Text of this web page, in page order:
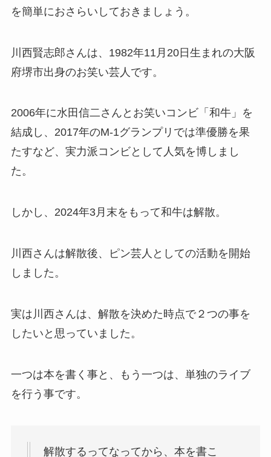
を簡単におさらいしておきましょう。
川西賢志郎さんは、1982年11月20日生まれの大阪
府堺市出身のお笑い芸人です。
2006年に水田信二さんとお笑いコンビ「和牛」を
結成し、2017年のM-1グランプリでは準優勝を果
たすなど、実力派コンビとして人気を博しまし
た。
しかし、2024年3月末をもって和牛は解散。
川西さんは解散後、ピン芸人としての活動を開始
しました。
実は川西さんは、解散を決めた時点で２つの事を
したいと思っていました。
一つは本を書く事と、もう一つは、単独のライブ
を行う事です。
解散するってなってから、本を書こ